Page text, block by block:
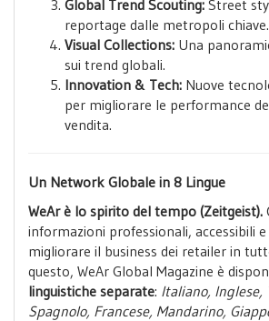
Global Trend Scouting: Street
reportage dalle metropoli chiave.
Visual Collections: Una
sui trend globali.
Innovation & Tech: Nuove
per migliorare le performance
vendita.
Un Network Globale in 8 Lingue
WeAr è lo spirito del tempo (Zeitgeist).
informazioni professionali, accessibili
migliorare il business dei retailer in
questo, WeAr Global Magazine è
linguistiche separate: Italiano, Inglese,
Spagnolo, Francese, Mandarino,